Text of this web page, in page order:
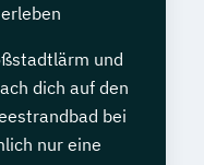
und
dich auf den
bei
nur eine